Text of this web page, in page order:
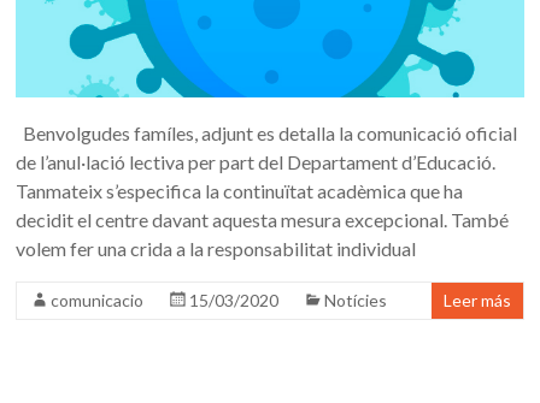
Benvolgudes famíles, adjunt es detalla la comunicació oficial
de l’anul·lació lectiva per part del Departament d’Educació.
Tanmateix s’especifica la continuïtat acadèmica que ha
decidit el centre davant aquesta mesura excepcional. També
volem fer una crida a la responsabilitat individual
comunicacio 15/03/2020 Notícies Leer más